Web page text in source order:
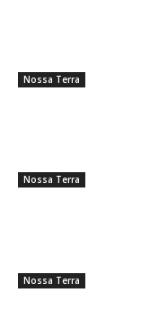
Nossa Terra
Nossa Terra
Nossa Terra